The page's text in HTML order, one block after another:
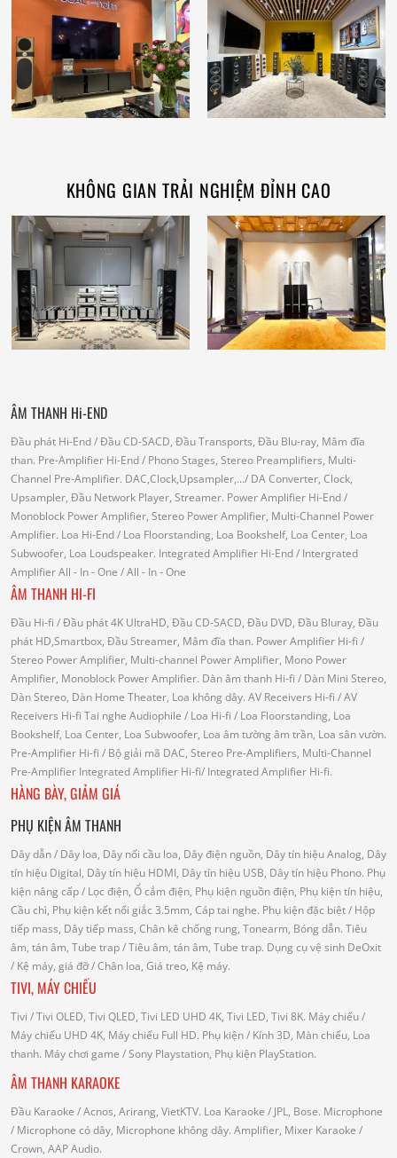
KHÔNG GIAN TRẢI NGHIỆM ĐỈNH CAO
ÂM THANH Hi-END
Đầu phát Hi-End/ Đầu CD-SACD, Đầu Transports, Đầu Blu-ray, Mâm đĩa
than. Pre-Amplifier Hi-End/ Phono Stages, Stereo Preamplifiers, Multi-
Channel Pre-Amplifier. DAC,Clock,Upsampler,.../ DA Converter, Clock,
Upsampler, Đầu Network Player, Streamer. Power Amplifier Hi-End/
Monoblock Power Amplifier, Stereo Power Amplifier, Multi-Channel Power
Amplifier. Loa Hi-End/ Loa Floorstanding, Loa Bookshelf, Loa Center, Loa
Subwoofer, Loa Loudspeaker. Integrated Amplifier Hi-End/ Intergrated
AmplifierAll - In - One / All - In - One
ÂM THANH HI-FI
Đầu Hi-fi / Đầu phát 4K UltraHD, Đầu CD-SACD, Đầu DVD, Đầu Bluray, Đầu
phát HD,Smartbox, Đầu Streamer, Mâm đĩa than. Power Amplifier Hi-fi /
Stereo Power Amplifier, Multi-channel Power Amplifier, Mono Power
Amplifier, Monoblock Power Amplifier. Dàn âm thanh Hi-fi / Dàn Mini Stereo,
Dàn Stereo, Dàn Home Theater, Loa không dây. AV Receivers Hi-fi / AV
Receivers Hi-fi Tai nghe Audiophile / Loa Hi-fi / Loa Floorstanding, Loa
Bookshelf, Loa Center, Loa Subwoofer, Loa âm tường âm trần, Loa sân vườn.
Pre-Amplifier Hi-fi / Bộ giải mã DAC, Stereo Pre-Amplifiers, Multi-Channel
Pre-Amplifier Integrated Amplifier Hi-fi/ Integrated Amplifier Hi-fi.
HÀNG BÀY, GIẢM GIÁ
PHỤ KIỆN ÂM THANH
Dây dẫn/ Dây loa, Dây nối cầu loa, Dây điện nguồn, Dây tín hiệu Analog, Dây
tín hiệu Digital, Dây tín hiệu HDMI, Dây tín hiệu USB, Dây tín hiệu Phono. Phụ
kiện nâng cấp/ Lọc điện, Ổ cắm điện, Phụ kiện nguồn điện, Phụ kiện tín hiệu,
Cầu chì, Phụ kiện kết nối giắc 3.5mm, Cáp tai nghe. Phụ kiện đặc biệt/ Hộp
tiếp mass, Dây tiếp mass, Chân kê chống rung, Tonearm, Bóng dẫn. Tiêu
âm, tán âm, Tube trap/ Tiêu âm, tán âm, Tube trap. Dụng cụ vệ sinh DeOxit
/ Kệ máy, giá đỡ/ Chân loa, Giá treo, Kệ máy.
TIVI, MÁY CHIẾU
Tivi / Tivi OLED, Tivi QLED, Tivi LED UHD 4K, Tivi LED, Tivi 8K. Máy chiếu/
Máy chiếu UHD 4K, Máy chiếu Full HD. Phụ kiện/ Kính 3D, Màn chiếu, Loa
thanh. Máy chơi game / Sony Playstation, Phụ kiện PlayStation.
ÂM THANH KARAOKE
Đầu Karaoke / Acnos, Arirang, VietKTV. Loa Karaoke / JPL, Bose. Microphone
/ Microphone có dây, Microphone không dây. Amplifier, Mixer Karaoke /
Crown, AAP Audio.